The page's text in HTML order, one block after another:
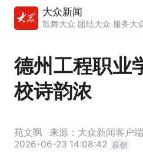
大众新闻
鼓舞大众 团结大众 服务大
德州工程职业
校诗韵浓
苑文飒
来源：大众新闻客户端
2026-06-23 14:08:42 原创